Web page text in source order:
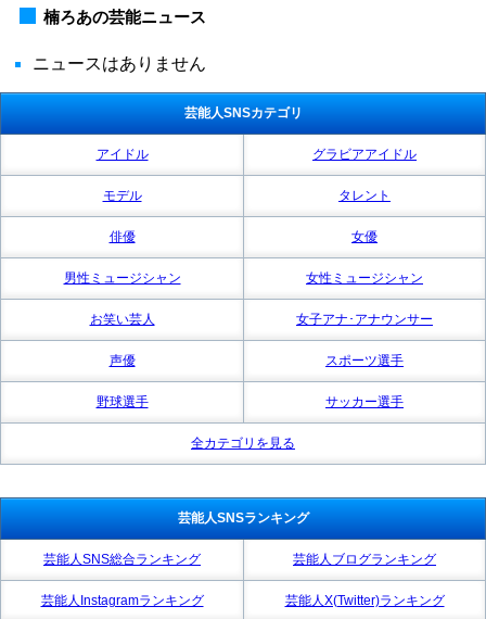
楠ろあの芸能ニュース
ニュースはありません
芸能人SNSカテゴリ
アイドル グラビアアイドル
モデル タレント
俳優 女優
男性ミュージシャン 女性ミュージシャン
お笑い芸人 女子アナ･アナウンサー
声優 スポーツ選手
野球選手 サッカー選手
全カテゴリを見る
芸能人SNSランキング
芸能人SNS総合ランキング 芸能人ブログランキング
芸能人Instagramランキング 芸能人X(Twitter)ランキング